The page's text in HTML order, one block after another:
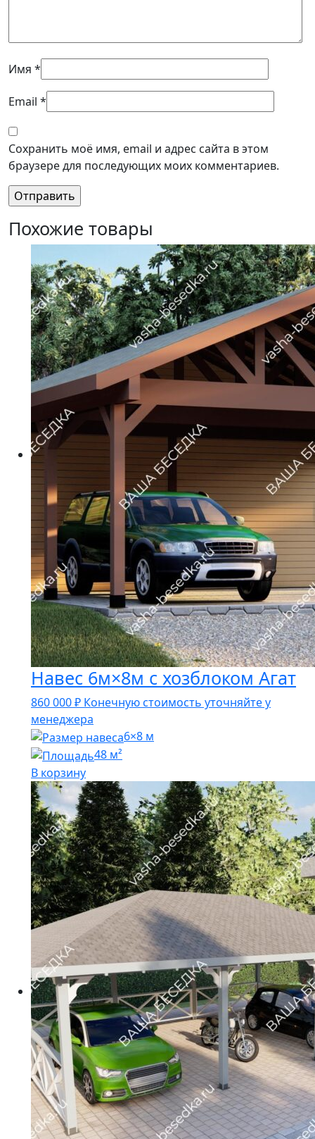
Имя *
Email *
Сохранить моё имя, email и адрес сайта в этом
браузере для последующих моих комментариев.
Похожие товары
Навес 6м×8м с хозблоком Агат
860 000₽ Конечную стоимость уточняйте у
менеджера
6×8 м
48 м²
В корзину